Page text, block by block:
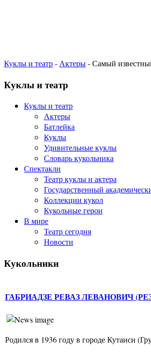
Куклы и театр- Актеры- Самый
Куклы и театр
Куклы и театр
Актеры
Батлейка
Куклы
Удивительные куклы
Словарь кукольника
Спектакли
Театр куклы и актера
Государственный
Коллекции кукол
Кукольные герои
В мире
Театр сегодня
Новости
Кукольники
ГАБРИАДЗЕ РЕВАЗ ЛЕВАНОВИЧ
Родился в 1936 году в городе Кутаиси